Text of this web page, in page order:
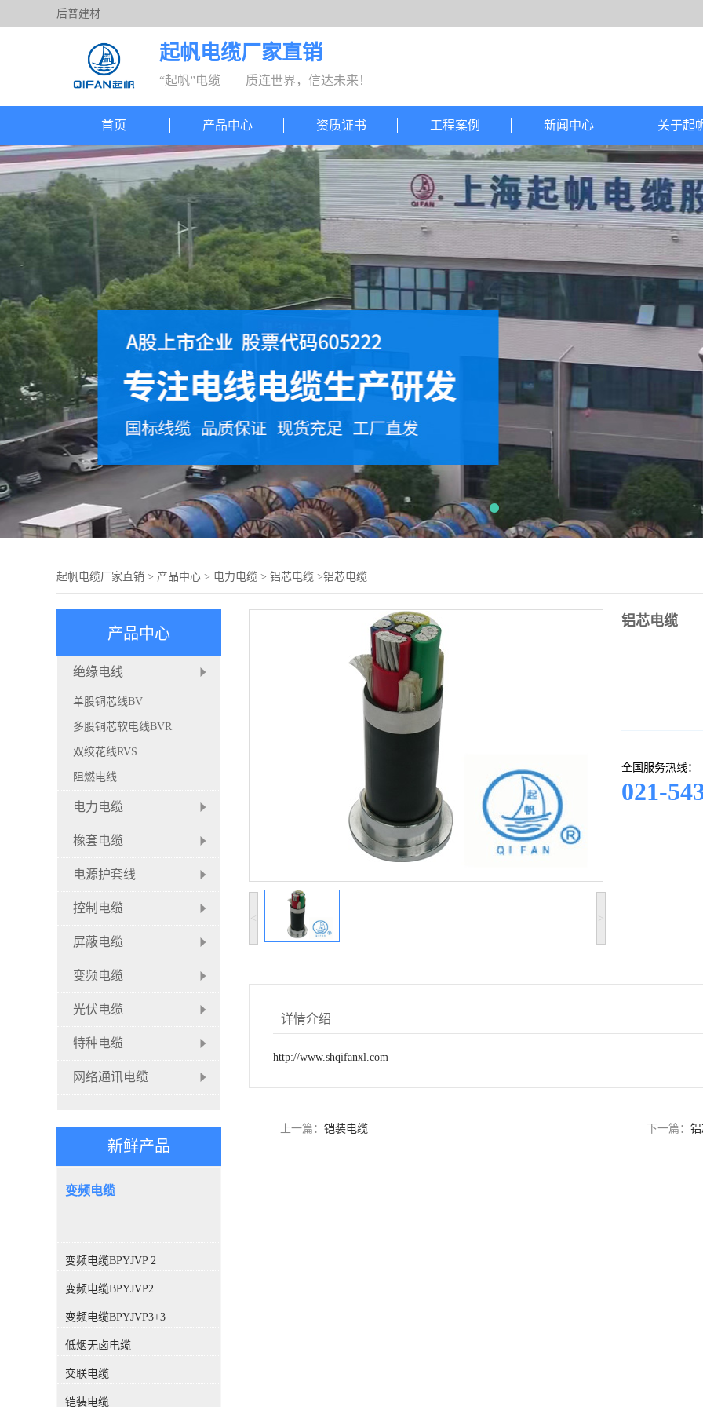
后普建材
起帆电缆厂家直销
“起帆”电缆——质连世界，信达未来！
首页 产品中心 资质证书 工程案例 新闻中心 关于起
起帆电缆厂家直销 > 产品中心 > 电力电缆 > 铝芯电缆 >铝芯电缆
< >
铝芯电缆
全国服务热线：
021-
详情介绍
http://www.shqifanxl.com
上一篇： 铠装电缆 下一篇：
产品中心
绝缘电线
单股铜芯线BV
多股铜芯软电线BVR
双绞花线RVS
阻燃电线
电力电缆
橡套电缆
电源护套线
控制电缆
屏蔽电缆
变频电缆
光伏电缆
特种电缆
网络通讯电缆
新鲜产品
变频电缆
变频电缆BPYJVP 2
变频电缆BPYJVP2
变频电缆BPYJVP3+3
低烟无卤电缆
交联电缆
铠装电缆